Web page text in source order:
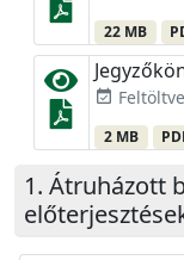
22 MB
event_available
2 MB
Átruházott